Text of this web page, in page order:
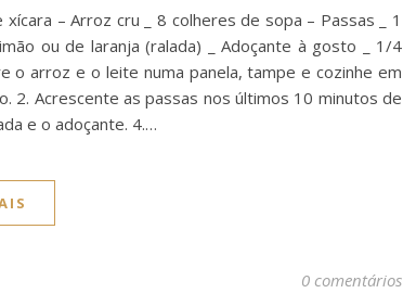
– Arroz cru _ 8 colheres de sopa – Passas _ 1
ou de laranja (ralada) _ Adoçante à gosto _ 1/4
o arroz e o leite numa panela, tampe e cozinhe em
Acrescente as passas nos últimos 10 minutos de
e o adoçante. 4.…
0 comentários